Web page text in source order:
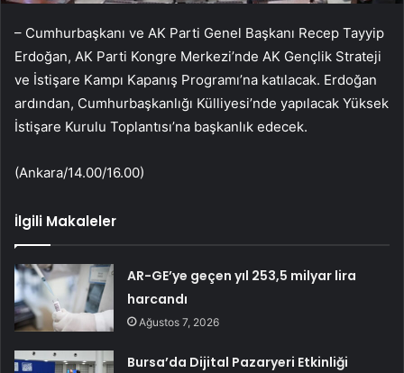
– Cumhurbaşkanı ve AK Parti Genel Başkanı Recep Tayyip
Erdoğan, AK Parti Kongre Merkezi’nde AK Gençlik Strateji
ve İstişare Kampı Kapanış Programı’na katılacak. Erdoğan
ardından, Cumhurbaşkanlığı Külliyesi’nde yapılacak Yüksek
İstişare Kurulu Toplantısı’na başkanlık edecek.
(Ankara/14.00/16.00)
İlgili Makaleler
AR-GE’ye geçen yıl 253,5 milyar lira
harcandı
Ağustos 7, 2026
Bursa’da Dijital Pazaryeri Etkinliği